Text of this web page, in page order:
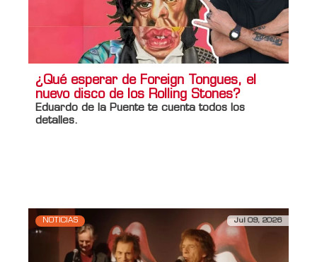
¿Qué esperar de Foreign Tongues, el
nuevo disco de los Rolling Stones?
Eduardo de la Puente te cuenta todos los
detalles.
NOTICIAS Jul 09, 2026